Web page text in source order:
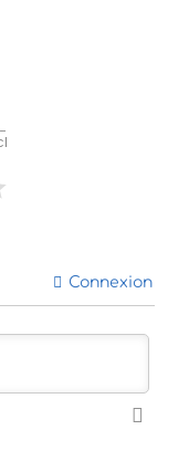
Connexion